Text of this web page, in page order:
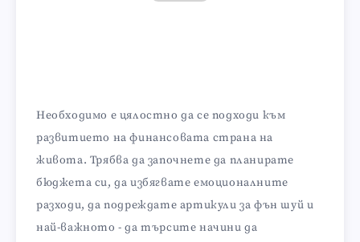
Необходимо е цялостно да се подходи към
развитието на финансовата страна на
живота. Трябва да започнете да планирате
бюджета си, да избягвате емоционалните
разходи, да подреждате артикули за фън шуй и
най-важното - да търсите начини да